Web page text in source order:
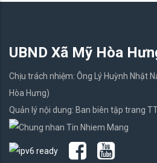
UBND Xã Mỹ Hòa
Chịu trách nhiệm: Ông Lý Huỳnh Nhật
Hòa Hưng)
Quản lý nội dung: Ban biên tập trang